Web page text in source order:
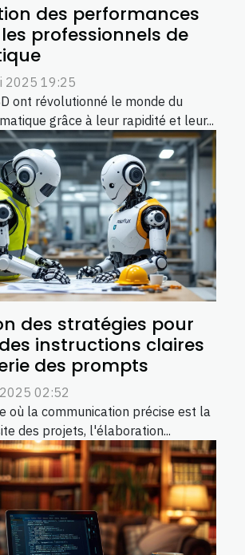
des performances
professionnels de
2025 19:25
ont révolutionné le monde du
grâce à leur rapidité et leur...
des stratégies pour
instructions claires
des prompts
02:52
où la communication précise est la
des projets, l'élaboration...